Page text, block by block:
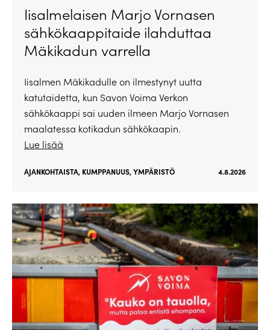
Iisalmelaisen Marjo Vornasen
sähkökaappitaide ilahduttaa
Mäkikadun varrella
Iisalmen Mäkikadulle on ilmestynyt uutta
katutaidetta, kun Savon Voima Verkon
sähkökaappi sai uuden ilmeen Marjo Vornasen
maalatessa kotikadun sähkökaapin.
Lue lisää
AJANKOHTAISTA, KUMPPANUUS,YMPÄRISTÖ 4.8.2026